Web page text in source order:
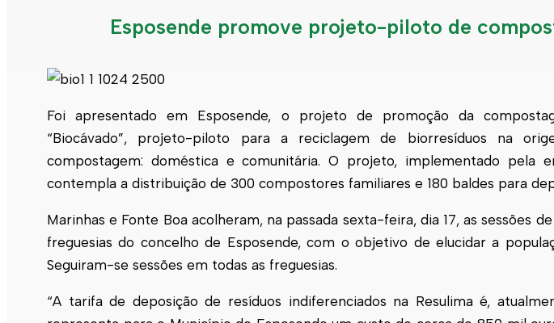
Espaços verdes
Praias
Contactos
Esposende promove projeto-piloto de
Foi apresentado em Esposende, o projeto de promoção da
“Biocávado”, projeto-piloto para a reciclagem de biorresíduos na
compostagem: doméstica e comunitária. O projeto, implementado pela
contempla a distribuição de 300 compostores familiares e 180 baldes para
Marinhas e Fonte Boa acolheram, na passada sexta-feira, dia 17, as sessões
freguesias do concelho de Esposende, com o objetivo de elucidar a
Seguiram-se sessões em todas as freguesias.
“A tarifa de deposição de resíduos indiferenciados na Resulima é,